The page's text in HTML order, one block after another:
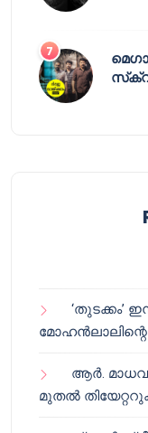
‘തുടക്കം’
മോഹൻലാലിന്റെ
ആർ.
മുതൽ